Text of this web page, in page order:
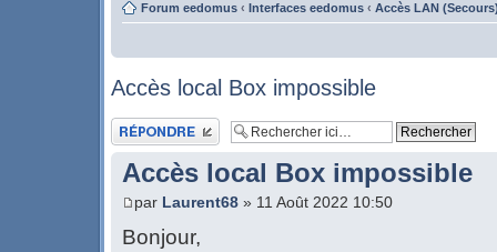
Forum eedomus ‹ Interfaces eedomus ‹ Accès LAN
Accès local Box impossible
Publier une réponse
Accès local Box impossible
par Laurent68 » 11 Août 2022 10:50
Bonjour,